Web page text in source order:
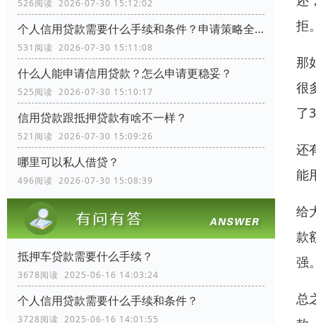
526阅读 2026-07-30 15:12:02
个人信用贷款需要什么手续和条件？申请策略全流程指南
531阅读 2026-07-30 15:11:08
什么人能申请信用贷款？怎么申请更稳妥？
525阅读 2026-07-30 15:10:17
信用贷款跟抵押贷款有啥不一样？
521阅读 2026-07-30 15:09:26
哪里可以私人借贷？
496阅读 2026-07-30 15:08:39
抵押车贷款需要什么手续？
3678阅读 2025-06-16 14:03:24
个人信用贷款需要什么手续和条件？
3728阅读 2025-06-16 14:01:55
拒
那
很
了
还
能
给
款
强
总